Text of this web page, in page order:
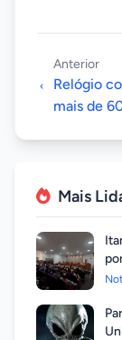
Anterior
Relógio
mais de
Mais